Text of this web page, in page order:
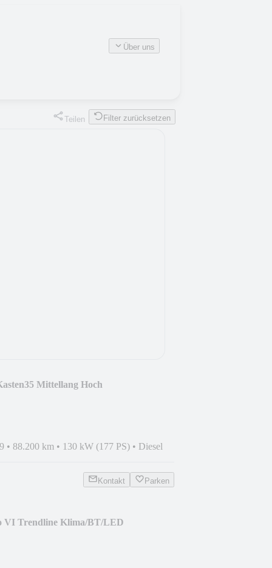
Über uns
Teilen Filter zurücksetzen
Mittellang Hoch
• 88.200 km • 130 kW (177 PS) • Diesel
Kontakt Parken
VI Trendline Klima/BT/LED